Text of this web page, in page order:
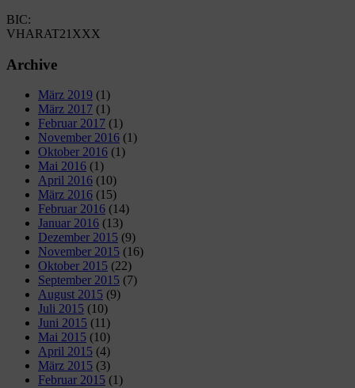
BIC:
VHARAT21XXX
Archive
März 2019 (1)
März 2017 (1)
Februar 2017 (1)
November 2016 (1)
Oktober 2016 (1)
Mai 2016 (1)
April 2016 (10)
März 2016 (15)
Februar 2016 (14)
Januar 2016 (13)
Dezember 2015 (9)
November 2015 (16)
Oktober 2015 (22)
September 2015 (7)
August 2015 (9)
Juli 2015 (10)
Juni 2015 (11)
Mai 2015 (10)
April 2015 (4)
März 2015 (3)
Februar 2015 (1)